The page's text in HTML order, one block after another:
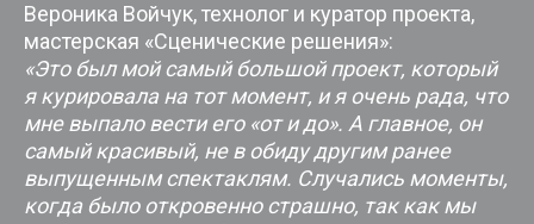
Вероника Войчук, технолог и куратор проекта,
мастерская «Сценические решения»:
«Это был мой самый большой проект, который
я курировала на тот момент, и я очень рада, что
мне выпало вести его «от и до». А главное, он
самый красивый, не в обиду другим ранее
выпущенным спектаклям. Случались моменты,
когда было откровенно страшно, так как мы